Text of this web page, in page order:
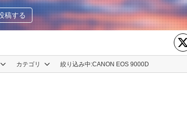
稿する
カテゴリ 絞り込み中:CANON EOS 9000D